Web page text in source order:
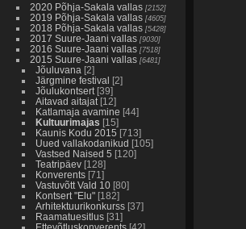
2020 Põhja-Sakala vallas [2152]
2019 Põhja-Sakala vallas [4605]
2018 Põhja-Sakala vallas [5428]
2017 Suure-Jaani vallas [9030]
2016 Suure-Jaani vallas [7518]
2015 Suure-Jaani vallas [6481]
Jõuluvana [2]
Järgmine festival [2]
Jõulukontsert [39]
Aitavad aitajat [12]
Katlamaja avamine [44]
Kultuurimajas [15]
Kaunis Kodu 2015 [713]
Uued vallakodanikud [105]
Vastsed Naised 5 [120]
Teatripäev [128]
Konverents [71]
Vastuvõtt Vald 10 [80]
Kontsert "Elu" [182]
Arhitektuurikonkurss [37]
Raamatuesitlus [31]
Ettevõtluskonverents [42]